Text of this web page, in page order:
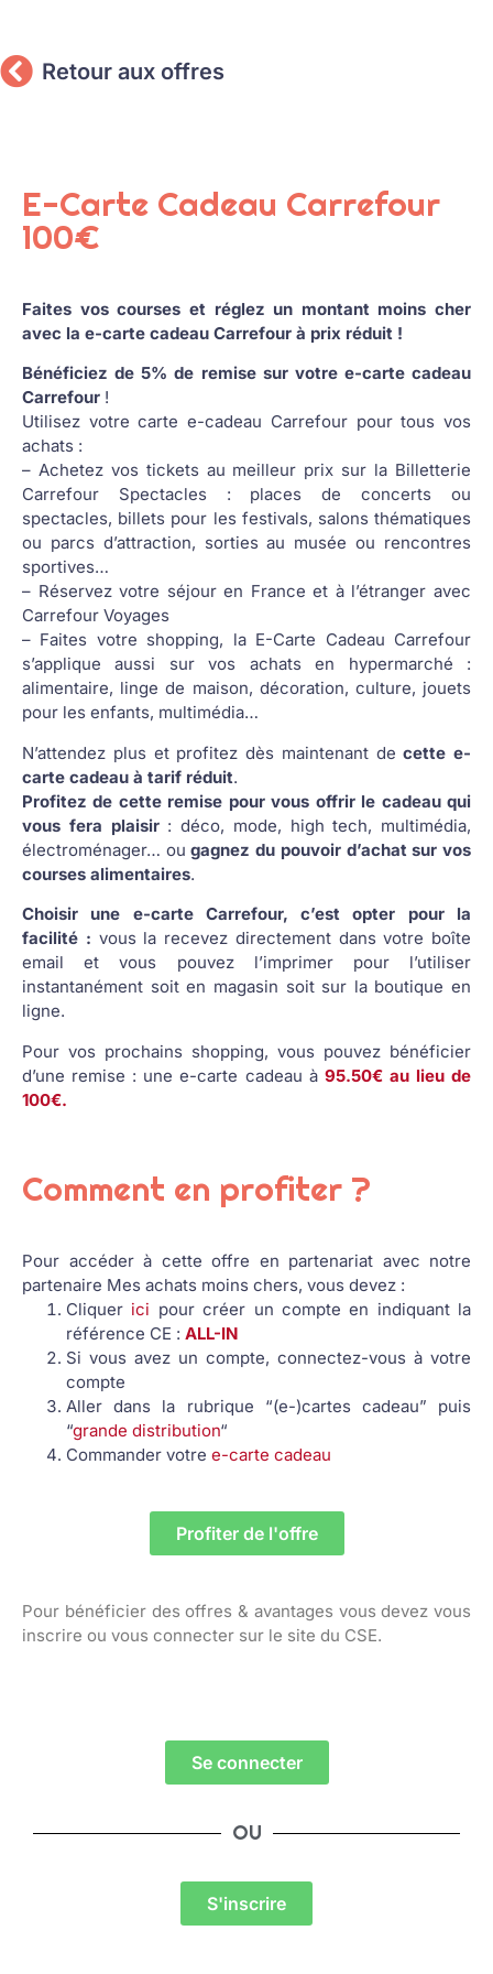
Retour aux offres
E-Carte Cadeau Carrefour
100€
Faites vos courses et réglez un montant moins cher
avec la e-carte cadeau Carrefour à prix réduit !
Bénéficiez de 5% de remise sur votre e-carte cadeau
Carrefour !
Utilisez votre carte e-cadeau Carrefour pour tous vos
achats :
– Achetez vos tickets au meilleur prix sur la Billetterie
Carrefour Spectacles : places de concerts ou
spectacles, billets pour les festivals, salons thématiques
ou parcs d’attraction, sorties au musée ou rencontres
sportives…
– Réservez votre séjour en France et à l’étranger avec
Carrefour Voyages
– Faites votre shopping, la E-Carte Cadeau Carrefour
s’applique aussi sur vos achats en hypermarché :
alimentaire, linge de maison, décoration, culture, jouets
pour les enfants, multimédia…
N’attendez plus et profitez dès maintenant decette e-
carte cadeau à tarif réduit.
Profitez de cette remise pour vous offrir le cadeau qui
vous fera plaisir: déco, mode, high tech, multimédia,
électroménager… ougagnez du pouvoir d’achat sur vos
courses alimentaires.
Choisir une e-carte Carrefour, c’est opter pour la
facilité : vous la recevez directement dans votre boîte
email et vous pouvez l’imprimer pour l’utiliser
instantanément soit en magasin soit sur la boutique en
ligne.
Pour vos prochains shopping, vous pouvez bénéficier
d’une remise : une e-carte cadeau à95.50€ au lieu de
100€.
Comment en profiter ?
Pour accéder à cette offre en partenariat avec notre
partenaire Mes achats moins chers, vous devez :
Cliquer ici pour créer un compte en indiquant la
référence CE : ALL-IN
Si vous avez un compte, connectez-vous à votre
compte
Aller dans la rubrique “(e-)cartes cadeau” puis
“grande distribution“
Commander votre e-carte cadeau
Profiter de l'offre
Pour bénéficier des offres & avantages vous devez vous
inscrire ou vous connecter sur le site du CSE.
Se connecter
OU
S'inscrire